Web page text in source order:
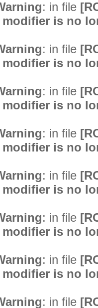
: in file
modifier is no
: in file
modifier is no
: in file
modifier is no
: in file
modifier is no
: in file
modifier is no
: in file
modifier is no
: in file
modifier is no
: in file